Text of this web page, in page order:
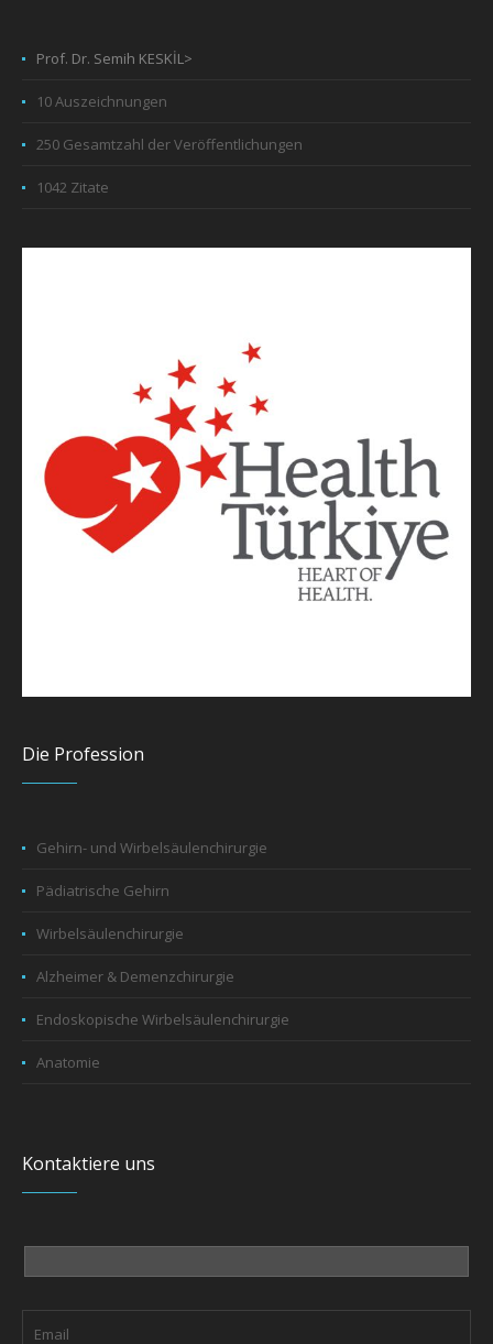
Prof. Dr. Semih KESKİL>
10 Auszeichnungen
250 Gesamtzahl der Veröffentlichungen
1042 Zitate
Die Profession
Gehirn- und Wirbelsäulenchirurgie
Pädiatrische Gehirn
Wirbelsäulenchirurgie
Alzheimer & Demenzchirurgie
Endoskopische Wirbelsäulenchirurgie
Anatomie
Kontaktiere uns